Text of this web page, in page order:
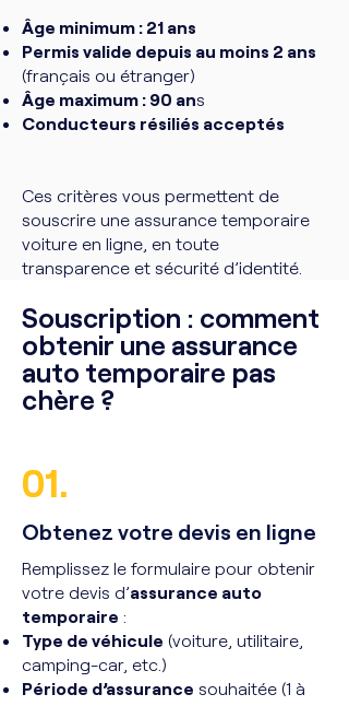
Âge minimum : 21 ans
Permis valide depuis au moins 2 ans
(français ou étranger)
Âge maximum : 90 ans
Conducteurs résiliés acceptés
Ces critères vous permettent de
souscrire une assurance temporaire
voiture en ligne, en toute
transparence et sécurité d’identité.
Souscription : comment
obtenir une assurance
auto temporaire pas
chère ?
01.
Obtenez votre devis en ligne
Remplissez le formulaire pour obtenir
votre devis d’assurance auto
temporaire :
Type de véhicule (voiture, utilitaire,
camping-car, etc.)
Période d’assurance souhaitée (1 à